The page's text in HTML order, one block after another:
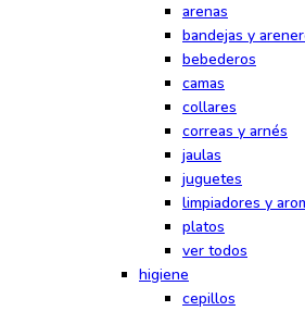
arenas
bandejas y
bebederos
camas
collares
correas y arnés
jaulas
juguetes
limpiadores y
platos
ver todos
higiene
cepillos